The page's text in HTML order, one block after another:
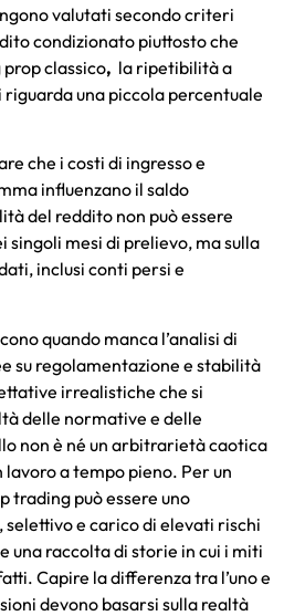
valutati secondo criteri
condizionato piuttosto che
classico, la ripetibilità a
una piccola percentuale
che i costi di ingresso e
influenzano il saldo
del reddito non può essere
singoli mesi di prelievo, ma sulla
inclusi conti persi e
quando manca l’analisi di
su regolamentazione e stabilità
irrealistiche che si
delle normative e delle
non è né un arbitrarietà caotica
lavoro a tempo pieno. Per un
trading può essere uno
e carico di elevati rischi
una raccolta di storie in cui i miti
Capire la differenza tra l’uno e
devono basarsi sulla realtà